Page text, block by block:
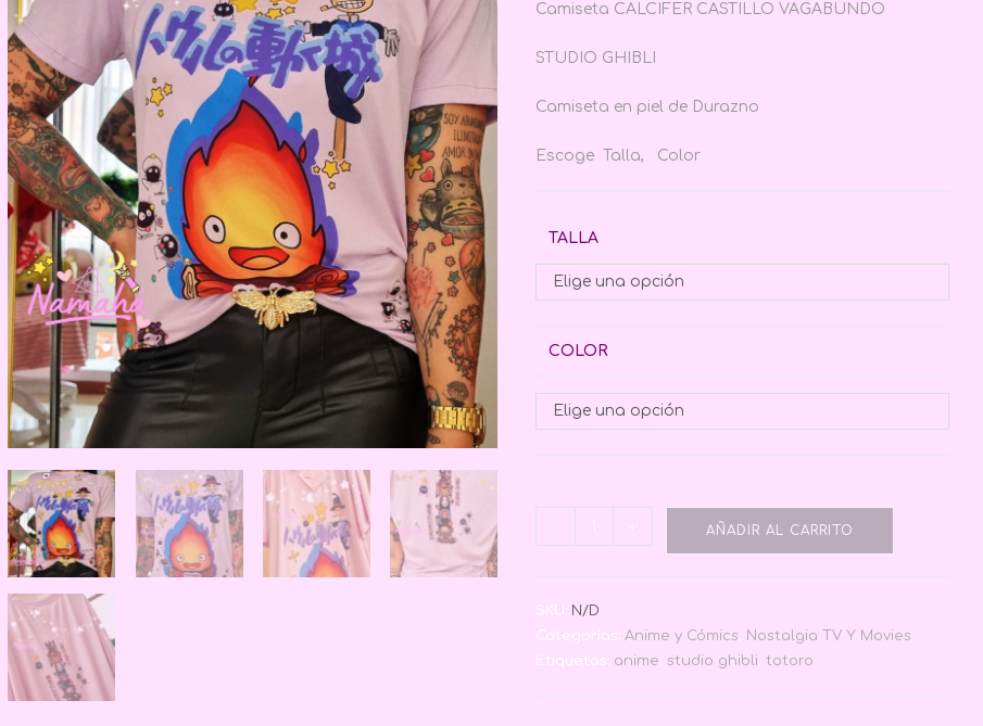
Camiseta CALCIFER CASTILLO VAGABUNDO
STUDIO GHIBLI
Camiseta en piel de Durazno
Escoge Talla, Color
TALLA
Elige una opción
COLOR
Elige una opción
- + AÑADIR AL CARRITO
SKU: N/D
Categorías:Anime y Cómics, Nostalgia TV Y Movies
Etiquetas: anime,studio ghibli,totoro